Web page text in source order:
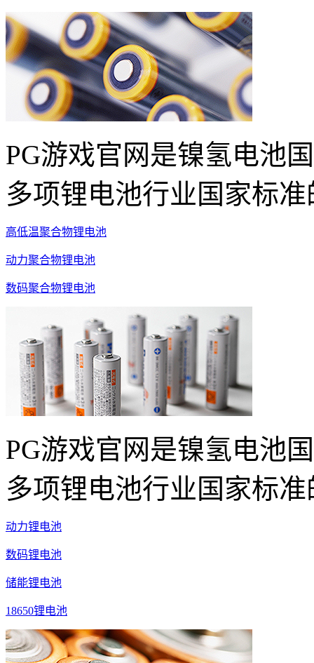
PG游戏官网是镍氢电池
多项锂电池行业国家标
高低温聚合物锂电池
动力聚合物锂电池
数码聚合物锂电池
PG游戏官网是镍氢电池
多项锂电池行业国家标
动力锂电池
数码锂电池
储能锂电池
18650锂电池